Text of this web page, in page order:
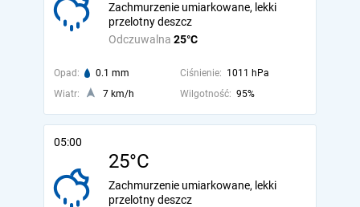
Odczuwalna 25°C
Zachmurzenie umiarkowane, lekki
przelotny deszcz
Opad: 0.1 mm Ciśnienie: 1011 hPa
Wiatr:
7 km/h Wilgotność: 95%
05:00
25°C
Zachmurzenie umiarkowane, lekki
przelotny deszcz